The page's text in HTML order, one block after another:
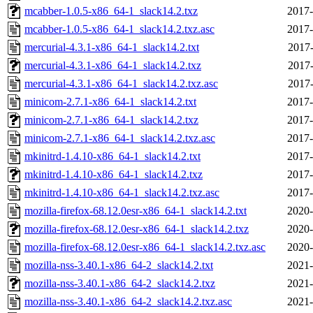
mcabber-1.0.5-x86_64-1_slack14.2.txz
mcabber-1.0.5-x86_64-1_slack14.2.txz.asc
mercurial-4.3.1-x86_64-1_slack14.2.txt
mercurial-4.3.1-x86_64-1_slack14.2.txz
mercurial-4.3.1-x86_64-1_slack14.2.txz.asc
minicom-2.7.1-x86_64-1_slack14.2.txt
minicom-2.7.1-x86_64-1_slack14.2.txz
minicom-2.7.1-x86_64-1_slack14.2.txz.asc
mkinitrd-1.4.10-x86_64-1_slack14.2.txt
mkinitrd-1.4.10-x86_64-1_slack14.2.txz
mkinitrd-1.4.10-x86_64-1_slack14.2.txz.asc
mozilla-firefox-68.12.0esr-x86_64-1_slack14.2.txt
mozilla-firefox-68.12.0esr-x86_64-1_slack14.2.txz
mozilla-firefox-68.12.0esr-x86_64-1_slack14.2.txz.asc
mozilla-nss-3.40.1-x86_64-2_slack14.2.txt
mozilla-nss-3.40.1-x86_64-2_slack14.2.txz
mozilla-nss-3.40.1-x86_64-2_slack14.2.txz.asc